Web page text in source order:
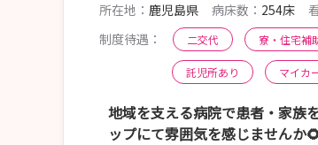
所在地： 鹿児島県 病床数： 254床
制度待遇：
二交代 寮・住宅補
託児所あり マイカ
地域を支える病院で患者・家族
ップにて雰囲気を感じませんか